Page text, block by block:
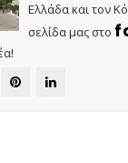
Ελλάδα και τον
σελίδα μας στο